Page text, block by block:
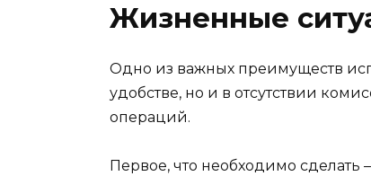
Жизненные
Одно из важных преимуществ
удобстве, но и в отсутствии
операций.
Первое, что необходимо сделать